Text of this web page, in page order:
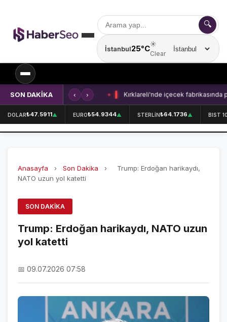
🔍
İstanbul25°C☀️
Clear
Şehir seçin
SPOR
SPOR HABERLERİ
FENERBAHÇE
ÖZEL SAYFALAR
NAMAZ VAKİTLERİ
KRİPTO PARALAR
SON DAKİKA ‹ › Kırklareli'nde içecek fabrikasında
DOLAR₺47.5911▲ EURO₺54.9344▲ STERLİN₺64.1736▲ BIST
Anasayfa › Son Dakika ›
Trump: Erdoğan harikaydı,
NATO uzun yol katetti
SON DAKIKA
Trump: Erdoğan harikaydı, NATO uzun
yol katetti
📅 09.07.2026 07:58